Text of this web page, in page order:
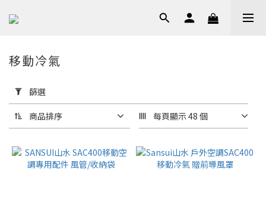
用
篩
選
(0/20)
價格
(NT$)
移動冷氣
篩選
商品排序 每頁顯示 48 個